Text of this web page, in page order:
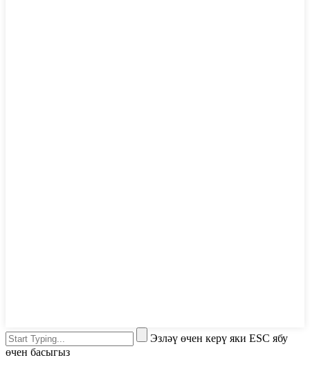
Эзләү өчен керү яки ESC ябу
өчен басыгыз